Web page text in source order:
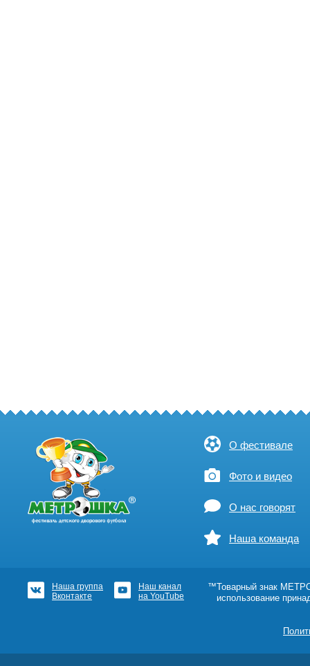
О фестивале
Фото и видео
О нас говорят
Наша команда
Наша группа
Вконтакте
Наш канал
на YouTube
™Товарный знак
использование